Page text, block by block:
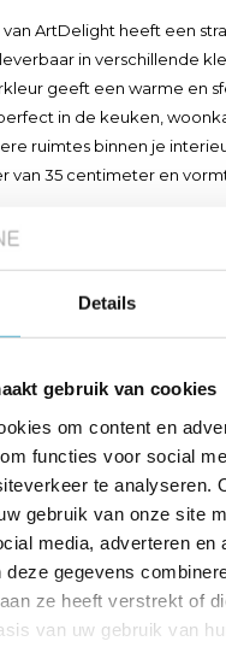
Details
gebruik van cookies
om content en
functies voor social
te analyseren.
gebruik van onze site
media, adverteren en
deze gegevens
ze heeft verstrekt of
van uw gebruik van
ArtDelight heeft een
in verschillende
geeft een warme en
in de keuken,
ruimtes binnen je
van 35 centimeter en vormt
8720701101654
35 cm